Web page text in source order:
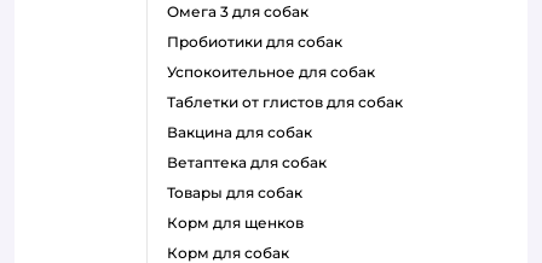
омега 3 для собак
пробиотики для собак
успокоительное для собак
таблетки от глистов для собак
вакцина для собак
ветаптека для собак
товары для собак
корм для щенков
корм для собак